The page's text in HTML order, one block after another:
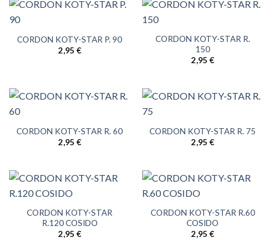
CORDON KOTY-STAR P. 90
2,95 €
CORDON KOTY-STAR R.
150
2,95 €
CORDON KOTY-STAR R. 60
2,95 €
CORDON KOTY-STAR R. 75
2,95 €
CORDON KOTY-STAR
R.120 COSIDO
2,95 €
CORDON KOTY-STAR R.60
COSIDO
2,95 €